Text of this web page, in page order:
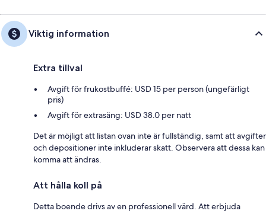
Viktig information
Extra tillval
Avgift för frukostbuffé: USD 15 per person (ungefärligt
pris)
Avgift för extrasäng: USD 38.0 per natt
Det är möjligt att listan ovan inte är fullständig, samt att avgifter
och depositioner inte inkluderar skatt. Observera att dessa kan
komma att ändras.
Att hålla koll på
Detta boende drivs av en professionell värd. Att erbjuda